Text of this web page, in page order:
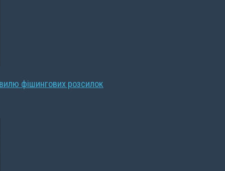
фішингових розсилок